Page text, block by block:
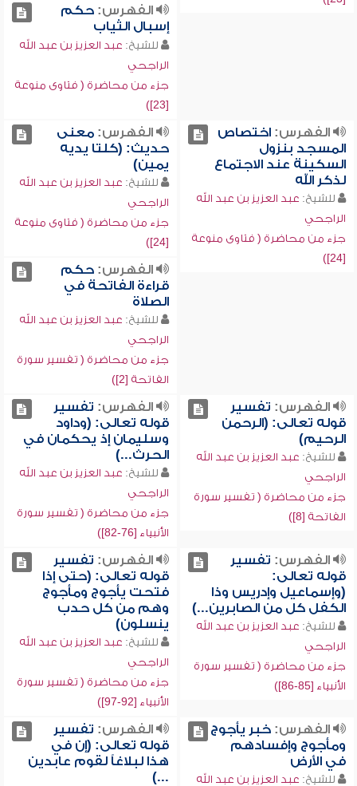
الفهرس:حكم
إسبال الثياب
للشيخ: عبد العزيز بن عبد الله
الراجحي
جزء من محاضرة ( فتاوى منوعة
[23])
الفهرس:اختصاص
المسجد بنزول
السكينة عند الاجتماع
لذكر الله
للشيخ: عبد العزيز بن عبد الله
الراجحي
جزء من محاضرة ( فتاوى منوعة
[24])
الفهرس:معنى
حديث: (كلتا يديه
يمين)
للشيخ: عبد العزيز بن عبد الله
الراجحي
جزء من محاضرة ( فتاوى منوعة
[24])
الفهرس:حكم
قراءة الفاتحة في
الصلاة
للشيخ: عبد العزيز بن عبد الله
الراجحي
جزء من محاضرة ( تفسير سورة
الفاتحة [2])
الفهرس: تفسير
قوله تعالى: (الرحمن
الرحيم)
للشيخ: عبد العزيز بن عبد الله
الراجحي
جزء من محاضرة ( تفسير سورة
الفاتحة [8])
الفهرس: تفسير
قوله تعالى: (وداود
وسليمان إذ يحكمان في
الحرث...)
للشيخ: عبد العزيز بن عبد الله
الراجحي
جزء من محاضرة ( تفسير سورة
الأنبياء [76-82])
الفهرس: تفسير
قوله تعالى:
(وإسماعيل وإدريس وذا
الكفل كل من الصابرين...)
للشيخ: عبد العزيز بن عبد الله
الراجحي
جزء من محاضرة ( تفسير سورة
الأنبياء [85-86])
الفهرس: تفسير
قوله تعالى: (حتى إذا
فتحت يأجوج ومأجوج
وهم من كل حدب
ينسلون)
للشيخ: عبد العزيز بن عبد الله
الراجحي
جزء من محاضرة ( تفسير سورة
الأنبياء [92-97])
الفهرس:خبر يأجوج
ومأجوج وإفسادهم
في الأرض
للشيخ: عبد العزيز بن عبد الله
الفهرس: تفسير
قوله تعالى: (إن في
هذا لبلاغاً لقوم عابدين
...)